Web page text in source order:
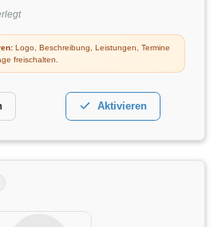
Logo, Beschreibung, Leistungen, Termine
freischalten.
Aktivieren